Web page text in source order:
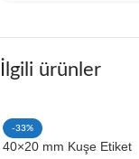
İlgili ürünler
-33%
40×20 mm Kuşe Etiket